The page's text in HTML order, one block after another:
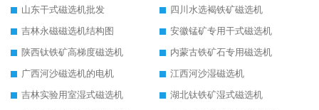
山东干式磁选机批发
四川水选褐铁矿磁选机
吉林永磁磁选机结构图
安徽锰矿专用干式磁选机
陕西钛铁矿高梯度磁选机
内蒙古铁矿石专用磁选机
广西河沙磁选机的电机
江西河沙湿磁选机
吉林实验用室湿式磁选机
湖北钛铁矿湿式磁选机